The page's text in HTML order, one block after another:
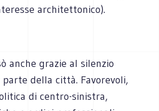
architettonico).
anche grazie al silenzio
parte della città. Favorevoli,
di centro-sinistra,